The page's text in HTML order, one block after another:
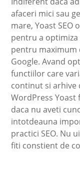
afaceri mici sau
mare, Yoast SEO
pentru a optimiza
pentru maximum
Google. Avand
functiilor care
continut si arhive
WordPress Yoast
daca nu aveti
intotdeauna
practici SEO. Nu
fiti constient de